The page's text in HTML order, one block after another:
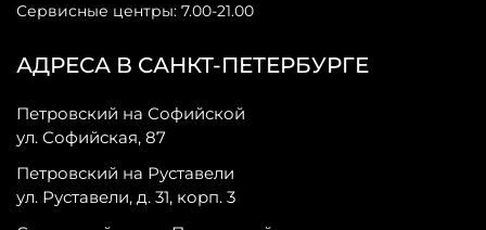
АДРЕСА В САНКТ-ПЕТЕРБУРГЕ
Петровский на Софийской
ул. Софийская, 87
Петровский на Руставели
ул. Руставели, д. 31, корп. 3
Сервисные центры: 7.00-21.00